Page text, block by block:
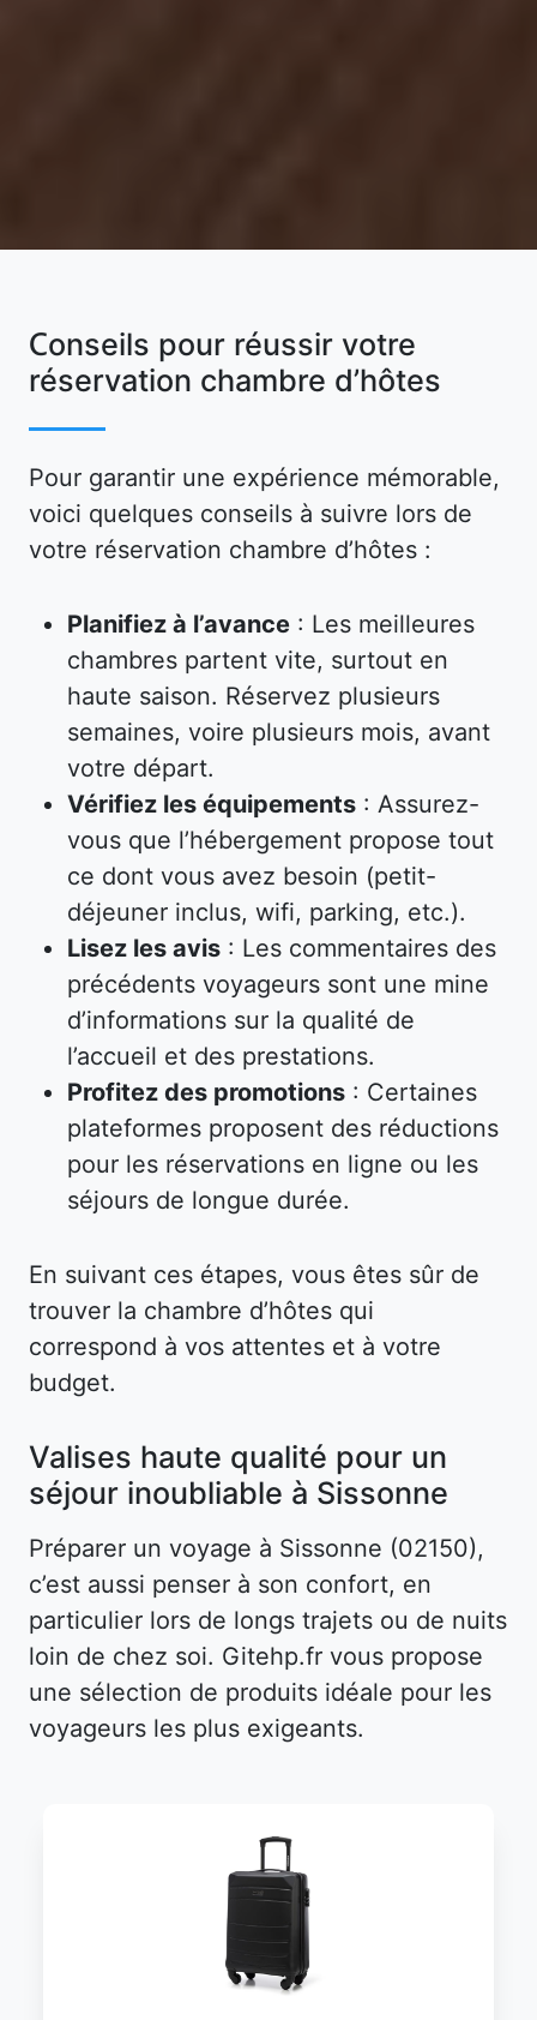
Conseils pour réussir votre
réservation chambre d’hôtes
Pour garantir une expérience mémorable,
voici quelques conseils à suivre lors de
votre réservation chambre d’hôtes :
Planifiez à l’avance : Les meilleures
chambres partent vite, surtout en
haute saison. Réservez plusieurs
semaines, voire plusieurs mois, avant
votre départ.
Vérifiez les équipements : Assurez-
vous que l’hébergement propose tout
ce dont vous avez besoin (petit-
déjeuner inclus, wifi, parking, etc.).
Lisez les avis : Les commentaires des
précédents voyageurs sont une mine
d’informations sur la qualité de
l’accueil et des prestations.
Profitez des promotions : Certaines
plateformes proposent des réductions
pour les réservations en ligne ou les
séjours de longue durée.
En suivant ces étapes, vous êtes sûr de
trouver la chambre d’hôtes qui
correspond à vos attentes et à votre
budget.
Valises haute qualité pour un
séjour inoubliable à Sissonne
Préparer un voyage à Sissonne (02150),
c’est aussi penser à son confort, en
particulier lors de longs trajets ou de nuits
loin de chez soi. Gitehp.fr vous propose
une sélection de produits idéale pour les
voyageurs les plus exigeants.